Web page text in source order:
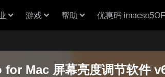
游戏 帮助 优惠码
Mac 屏幕亮度调节软件